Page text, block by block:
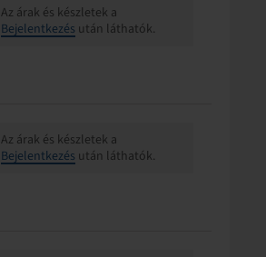
Az árak és készletek a
Bejelentkezés után láthatók.
Az árak és készletek a
Bejelentkezés után láthatók.